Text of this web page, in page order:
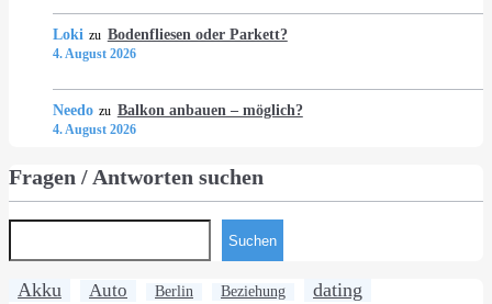
Loki zu Bodenfliesen oder Parkett?
4. August 2026
Needo zu Balkon anbauen – möglich?
4. August 2026
Fragen / Antworten suchen
Suchen
Akku Auto Berlin Beziehung dating